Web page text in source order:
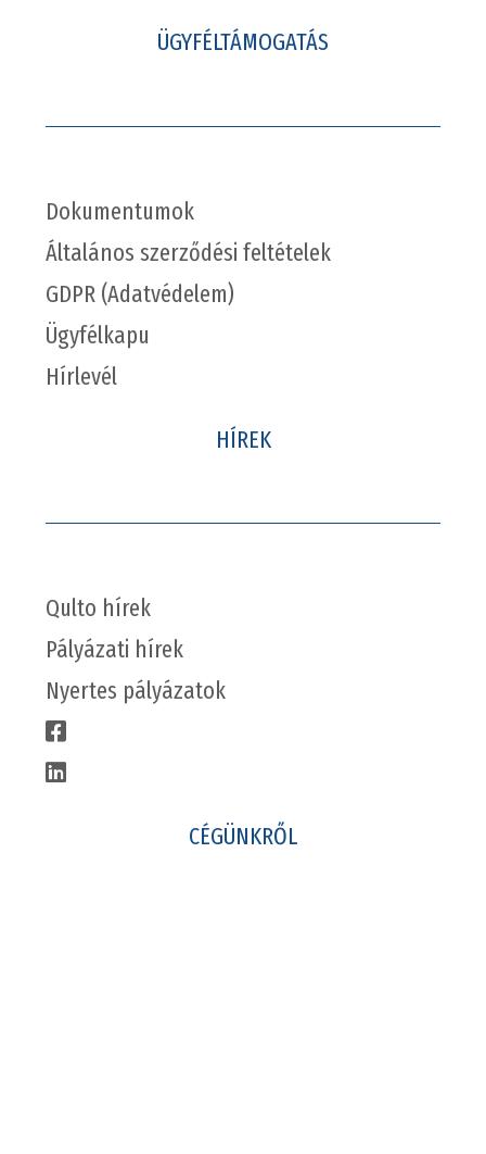
ÜGYFÉLTÁMOGATÁS
Dokumentumok
Általános szerződési feltételek
GDPR (Adatvédelem)
Ügyfélkapu
Hírlevél
HÍREK
Qulto hírek
Pályázati hírek
Nyertes pályázatok
CÉGÜNKRŐL